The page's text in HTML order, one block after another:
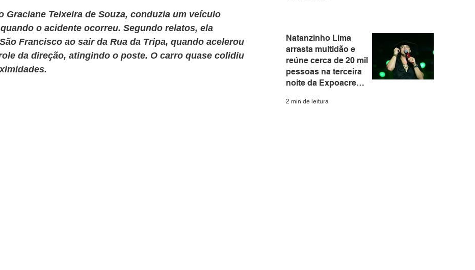
Teixeira de Souza, conduzia um veículo
o acidente ocorreu. Segundo relatos, ela
Francisco ao sair da Rua da Tripa, quando acelerou
da direção, atingindo o poste. O carro quase colidiu
Natanzinho Lima
arrasta multidão e
reúne cerca de 20 mil
pessoas na terceira
noite da Expoacre
2 min de leitura